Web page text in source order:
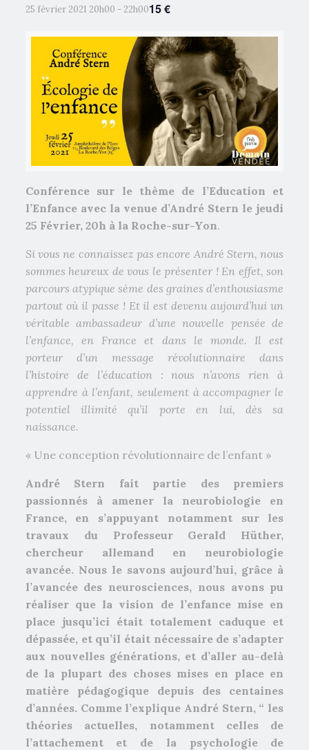
25 février 2021 20h00 - 22h0015 €
Conférence sur le thème de l’Education et
l’Enfance avec la venue d’André Stern le jeudi
25 Février, 20h à la Roche-sur-Yon.
Si vous ne connaissez pas encore André Stern, nous
sommes heureux de vous le présenter ! En effet, son
parcours atypique sème des graines d’enthousiasme
partout où il passe ! Et il est devenu aujourd’hui un
véritable ambassadeur d’une nouvelle pensée de
l’enfance, en France et dans le monde. Il est
porteur d’un message révolutionnaire dans
l’histoire de l’éducation : nous n’avons rien à
apprendre à l’enfant, seulement à accompagner le
potentiel illimité qu’il porte en lui, dès sa
naissance.
« Une conception révolutionnaire de l’enfant »
André Stern fait partie des premiers
passionnés à amener la neurobiologie en
France, en s’appuyant notamment sur les
travaux du Professeur Gerald Hüther,
chercheur allemand en neurobiologie
avancée. Nous le savons aujourd’hui, grâce à
l’avancée des neurosciences, nous avons pu
réaliser que la vision de l’enfance mise en
place jusqu’ici était totalement caduque et
dépassée, et qu’il était nécessaire de s’adapter
aux nouvelles générations, et d’aller au-delà
de la plupart des choses mises en place en
matière pédagogique depuis des centaines
d’années. Comme l’explique André Stern, “ les
théories actuelles, notamment celles de
l’attachement et de la psychologie de